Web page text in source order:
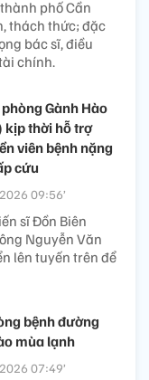
phố Cần
thách thức; đặc
bác sĩ, điều
chính.
Gành Hào
kịp thời hỗ trợ
viên bệnh nặng
cứu
09:56’
sĩ Đồn Biên
Nguyễn Văn
lên tuyến trên để
bệnh đường
mùa lạnh
07:49’